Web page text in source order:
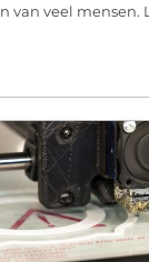
van veel mensen.